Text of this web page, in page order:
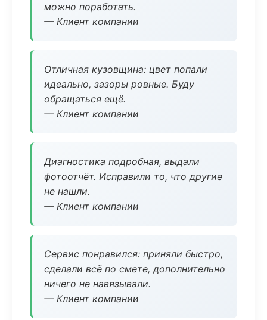
можно поработать.
— Клиент компании
Отличная кузовщина: цвет попали
идеально, зазоры ровные. Буду
обращаться ещё.
— Клиент компании
Диагностика подробная, выдали
фотоотчёт. Исправили то, что другие
не нашли.
— Клиент компании
Сервис понравился: приняли быстро,
сделали всё по смете, дополнительно
ничего не навязывали.
— Клиент компании